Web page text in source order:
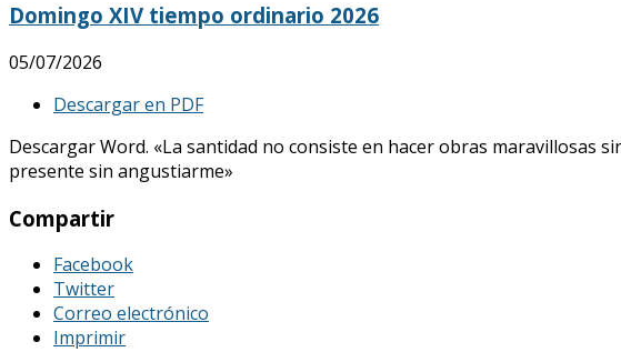
Domingo XIV tiempo ordinario 2026
05/07/2026
Descargar en PDF
Descargar Word. «La santidad no consiste en hacer obras maravillosas
presente sin angustiarme»
Compartir
Facebook
Twitter
Correo electrónico
Imprimir